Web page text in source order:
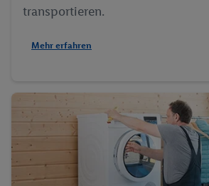
transportieren.
Mehr erfahren